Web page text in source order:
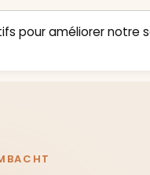
AccueilDomaines